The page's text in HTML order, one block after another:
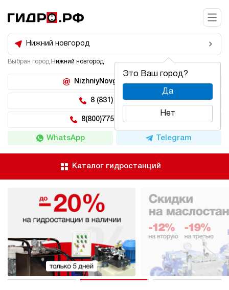
Нижний новгород
Это Ваш город?
Да
Нет
Выбран город Нижний новгород
NizhniyNovgorod@hidro.ru
8 (831) 266-47-71
8(800)775-04-62 доб 5
WhatsApp Telegram
Каталог гидростанций